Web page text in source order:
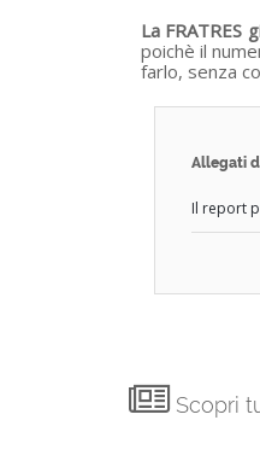
La FRATRES
poichè il
farlo, senza
Allegati
Il report
Scopri